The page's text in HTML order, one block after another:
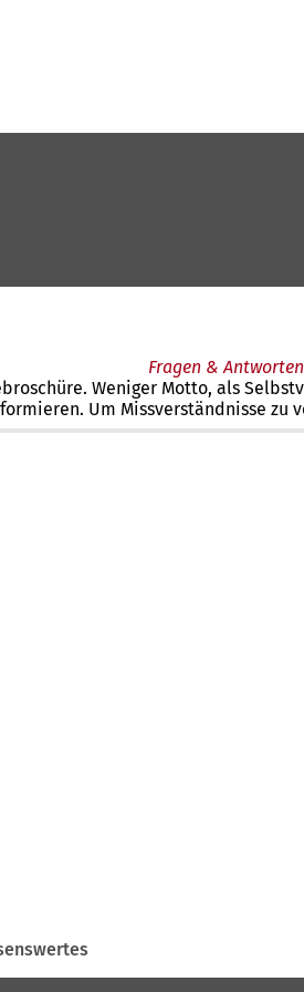
Fragen & Antworten
Weniger Motto, als
Um Missverständnisse